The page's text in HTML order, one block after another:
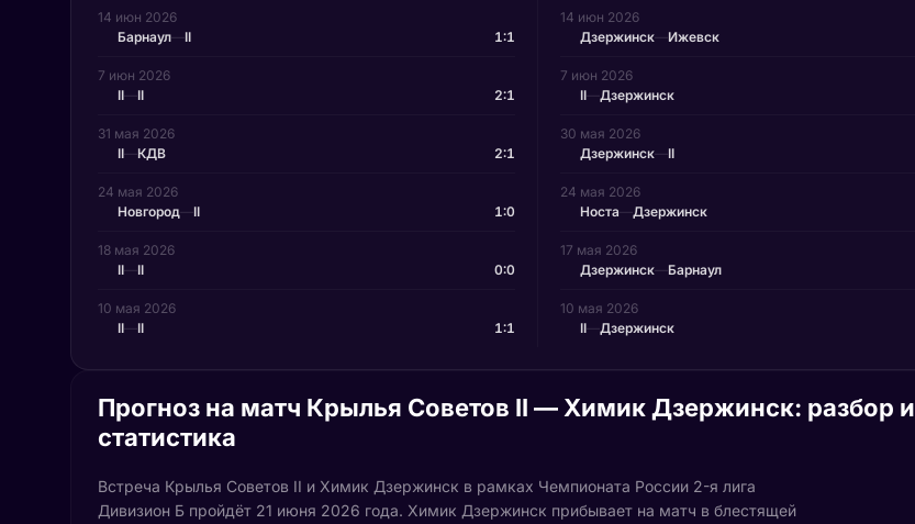
14 июн 2026
Барнаул—II 1:1
7 июн 2026
II—II 2:1
31 мая 2026
II—КДВ 2:1
24 мая 2026
Новгород—II 1:0
18 мая 2026
II—II 0:0
10 мая 2026
II—II 1:1
14 июн 2026
Дзержинск—Ижевск
7 июн 2026
II—Дзержинск
30 мая 2026
Дзержинск—II
24 мая 2026
Носта—Дзержинск
17 мая 2026
Дзержинск—Барнаул
10 мая 2026
II—Дзержинск
Прогноз на матч Крылья Советов II — Химик Дзержинск: разбор и
статистика
Встреча Крылья Советов II и Химик Дзержинск в рамках Чемпионата России 2-я лига
Дивизион Б пройдёт 21 июня 2026 года. Химик Дзержинск прибывает на матч в блестящей